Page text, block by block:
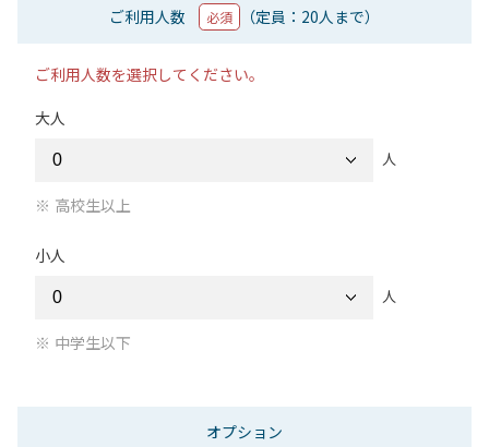
ご利用人数 必須 （定員：20人まで）
ご利用人数を選択してください。
大人
人
高校生以上
小人
人
中学生以下
オプション